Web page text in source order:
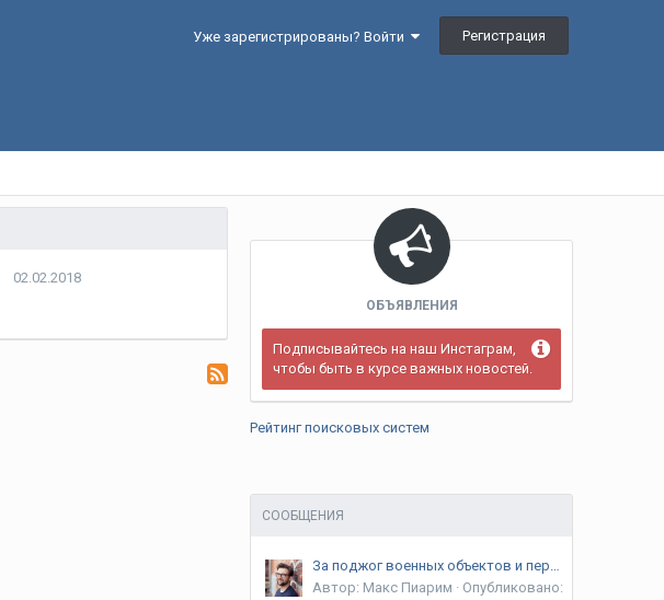
Уже зарегистрированы? Войти Регистрация
02.02.2018
ОБЪЯВЛЕНИЯ
Подписывайтесь на наш Инстаграм,
чтобы быть в курсе важных новостей.
Рейтинг поисковых систем
СООБЩЕНИЯ
За поджог военных объектов и передачу посылок грозит реальный срок и строгие наказания
Автор: Макс Пиарим · Опубликовано: